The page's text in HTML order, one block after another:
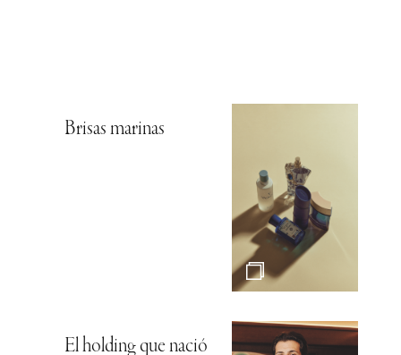
Brisas marinas
El holding que nació